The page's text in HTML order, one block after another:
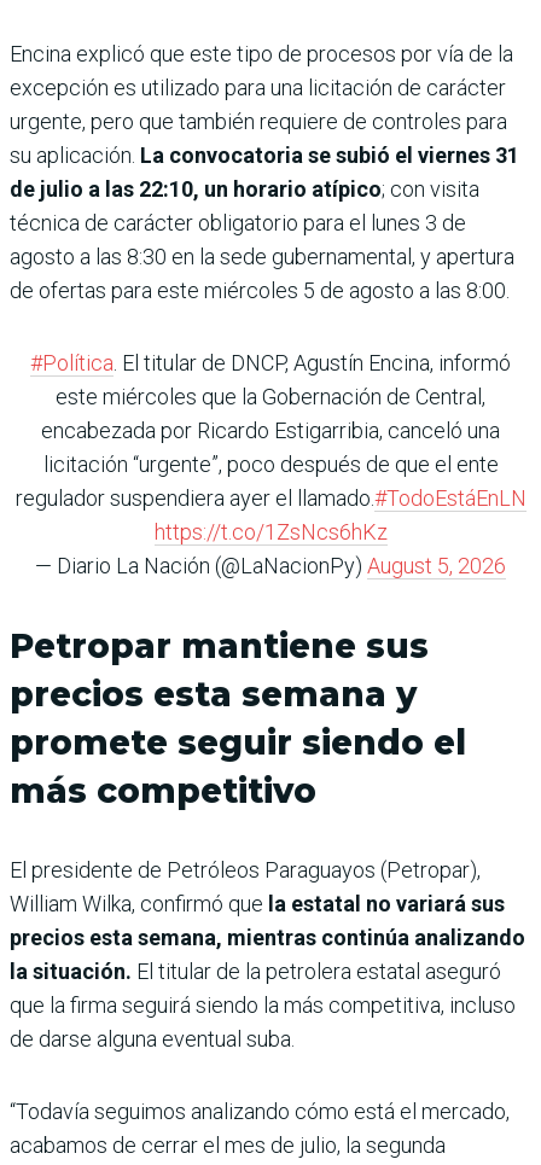
Encina explicó que este tipo de procesos por vía de la
excepción es utilizado para una licitación de carácter
urgente, pero que también requiere de controles para
su aplicación. La convocatoria se subió el viernes 31
de julio a las 22:10, un horario atípico; con visita
técnica de carác­ter obligatorio para el lunes 3 de
agosto a las 8:30 en la sede gubernamental, y apertura
de ofertas para este miérco­les 5 de agosto a las 8:00.
#Política . El titular de DNCP, Agustín Encina, informó
este miércoles que la Gobernación de Central,
encabezada por Ricardo Estigarribia, canceló una
licitación “urgente”, poco después de que el ente
regulador suspendiera ayer el llamado.#TodoEstáEnLN
https://t.co/1ZsNcs6hKz
— Diario La Nación (@LaNacionPy) August 5, 2026
Petropar mantiene sus
precios esta semana y
promete seguir siendo el
más competitivo
El presidente de Petróleos Paraguayos (Petropar),
William Wilka, confirmó que la estatal no variará sus
precios esta semana, mientras continúa analizando
la situación. El titular de la petrolera estatal aseguró
que la firma seguirá siendo la más competitiva, incluso
de darse alguna eventual suba.
“Todavía seguimos analizando cómo está el mercado,
acabamos de cerrar el mes de julio, la segunda